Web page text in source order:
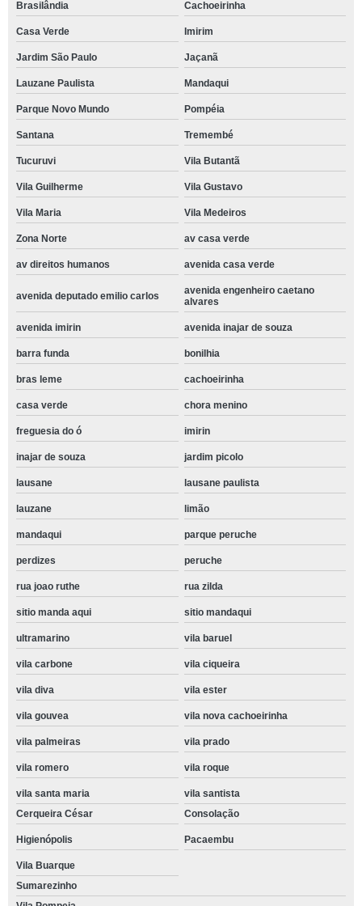
Brasilândia
Cachoeirinha
Casa Verde Imirim
Jardim São Paulo Jaçanã
Lauzane Paulista Mandaqui
Parque Novo Mundo Pompéia
Santana Tremembé
Tucuruvi Vila Butantã
Vila Guilherme Vila Gustavo
Vila Maria Vila Medeiros
Zona Norte av casa verde
av direitos humanos avenida casa verde
avenida deputado emilio carlos
avenida engenheiro caetano
alvares
avenida imirin avenida inajar de souza
barra funda bonilhia
bras leme cachoeirinha
casa verde chora menino
freguesia do ó imirin
inajar de souza jardim picolo
lausane lausane paulista
lauzane limão
mandaqui parque peruche
perdizes peruche
rua joao ruthe rua zilda
sitio manda aqui sitio mandaqui
ultramarino vila baruel
vila carbone vila ciqueira
vila diva vila ester
vila gouvea vila nova cachoeirinha
vila palmeiras vila prado
vila romero vila roque
vila santa maria
vila santista
Cerqueira César
Consolação
Higienópolis Pacaembu
Vila Buarque
Sumarezinho